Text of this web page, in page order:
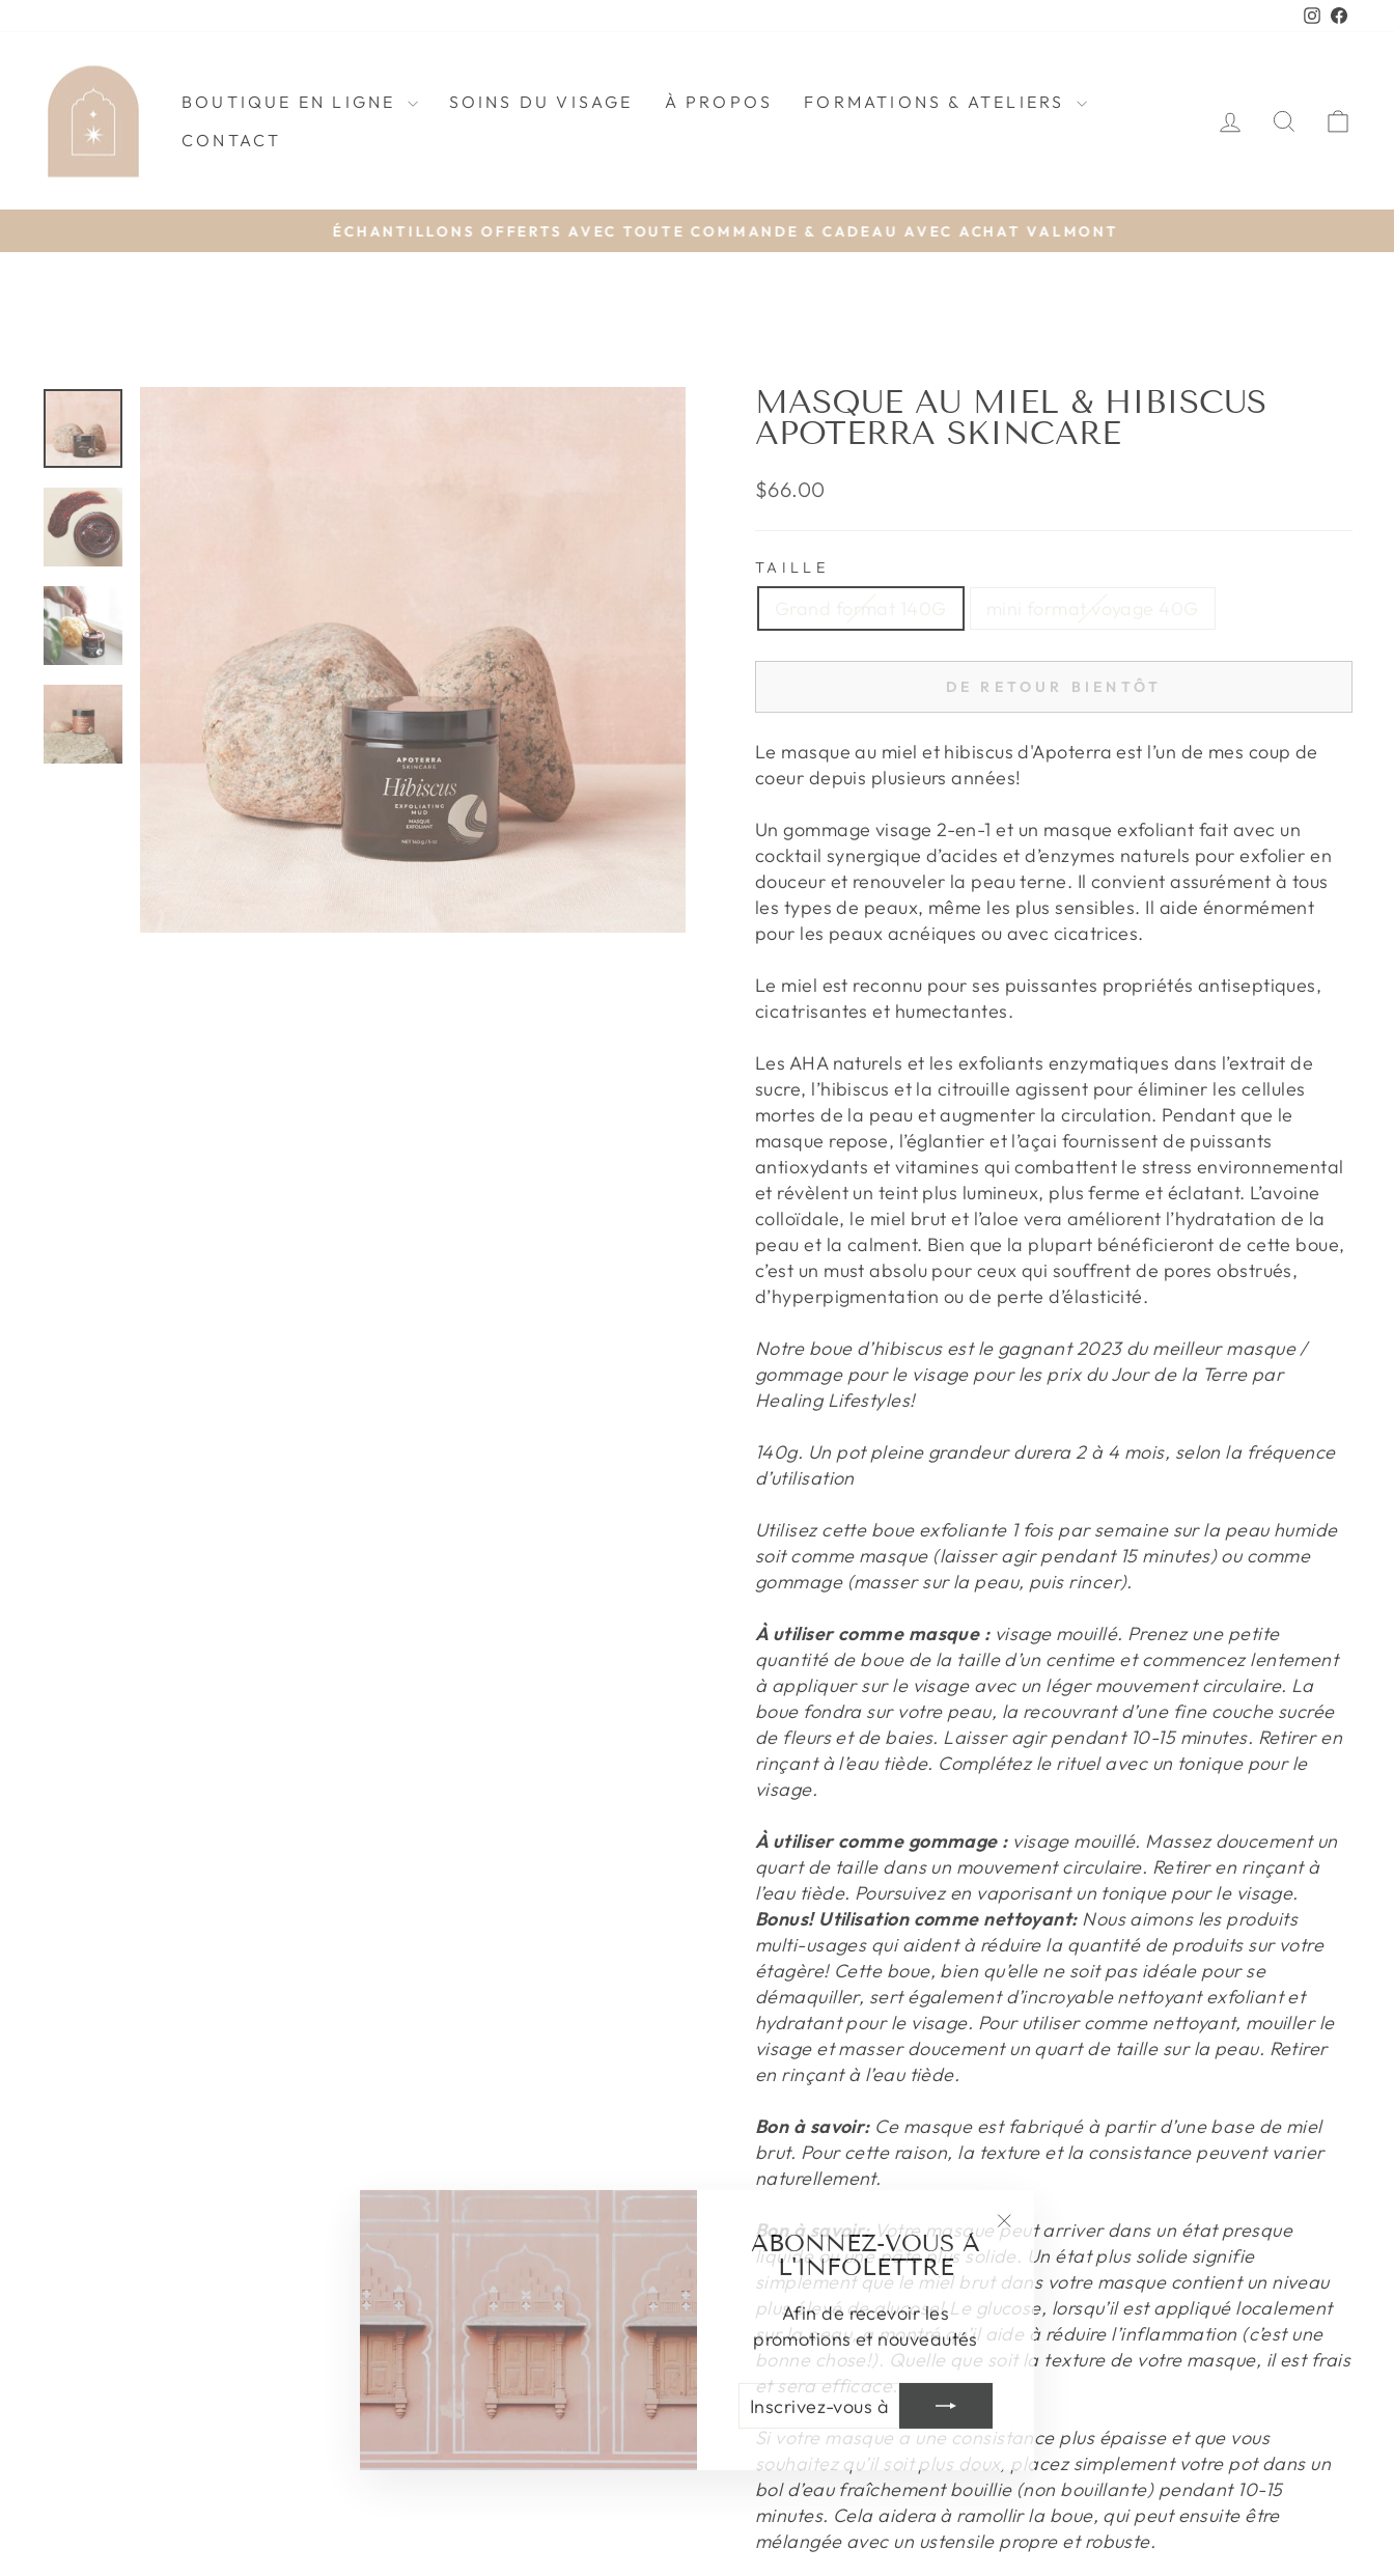
Instagram
BOUTIQUE EN LIGNE SOINS DU VISAGE À PROPOS
FORMATIONS & ATELIERS
CONTACT
SE
Diaporama
ÉCHANTILLONS OFFERTS AVEC TOUTE COMMANDE & CADEAU AVEC ACHAT VALMONT
ABONNEZ-VOUS À
L'INFOLETTRE
Afin de recevoir les
promotions et nouveautés
INSCRIVEZ-
VOUS
À
NOTRE
INFOLETTRE
S'INSCRIRE
"Fermer
(Esc)"
MASQUE AU MIEL & HIBISCUS
APOTERRA SKINCARE
Prix
$66.00
TAILLE
DE RETOUR BIENTÔT
Le masque au miel et hibiscus d'Apoterra est l’un de mes coup de
coeur depuis plusieurs années!
Un gommage visage 2-en-1 et un masque exfoliant fait avec un
cocktail synergique d’acides et d’enzymes naturels pour exfolier en
douceur et renouveler la peau terne. Il convient assurément à tous
les types de peaux, même les plus sensibles. Il aide énormément
pour les peaux acnéiques ou avec cicatrices.
Le miel est reconnu pour ses puissantes propriétés antiseptiques,
cicatrisantes et humectantes.
Les AHA naturels et les exfoliants enzymatiques dans l’extrait de
sucre, l’hibiscus et la citrouille agissent pour éliminer les cellules
mortes de la peau et augmenter la circulation. Pendant que le
masque repose, l’églantier et l’açai fournissent de puissants
antioxydants et vitamines qui combattent le stress environnemental
et révèlent un teint plus lumineux, plus ferme et éclatant. L’avoine
colloïdale, le miel brut et l’aloe vera améliorent l’hydratation de la
peau et la calment. Bien que la plupart bénéficieront de cette boue,
c’est un must absolu pour ceux qui souffrent de pores obstrués,
d’hyperpigmentation ou de perte d’élasticité.
Notre boue d’hibiscus est le gagnant 2023 du meilleur masque /
gommage pour le visage pour les prix du Jour de la Terre par
Healing Lifestyles!
140g. Un pot pleine grandeur durera 2 à 4 mois, selon la fréquence
d’utilisation
Utilisez cette boue exfoliante 1 fois par semaine sur la peau humide
soit comme masque (laisser agir pendant 15 minutes) ou comme
gommage (masser sur la peau, puis rincer).
À utiliser comme masque :visage mouillé. Prenez une petite
quantité de boue de la taille d’un centime et commencez lentement
à appliquer sur le visage avec un léger mouvement circulaire. La
boue fondra sur votre peau, la recouvrant d’une fine couche sucrée
de fleurs et de baies. Laisser agir pendant 10-15 minutes. Retirer en
rinçant à l’eau tiède. Complétez le rituel avec un tonique pour le
visage.
À utiliser comme gommage :visage mouillé. Massez doucement un
quart de taille dans un mouvement circulaire. Retirer en rinçant à
l’eau tiède. Poursuivez en vaporisant un tonique pour le visage.
Bonus! Utilisation comme nettoyant:Nous aimons les produits
multi-usages qui aident à réduire la quantité de produits sur votre
étagère! Cette boue, bien qu’elle ne soit pas idéale pour se
démaquiller, sert également d’incroyable nettoyant exfoliant et
hydratant pour le visage. Pour utiliser comme nettoyant, mouiller le
visage et masser doucement un quart de taille sur la peau. Retirer
en rinçant à l’eau tiède.
Bon à savoir:Ce masque est fabriqué à partir d’une base de miel
brut. Pour cette raison, la texture et la consistance peuvent varier
naturellement.
Bon à savoir:Votre masque peut arriver dans un état presque
liquide ou une pâte plus solide. Un état plus solide signifie
simplement que le miel brut dans votre masque contient un niveau
plus élevé de glucose! Le glucose, lorsqu’il est appliqué localement
sur la peau, a montré qu’il aide à réduire l’inflammation (c’est une
bonne chose!). Quelle que soit la texture de votre masque, il est frais
et sera efficace.
Si votre masque a une consistance plus épaisse et que vous
souhaitez qu’il soit plus doux, placez simplement votre pot dans un
bol d’eau fraîchement bouillie (non bouillante) pendant 10-15
minutes. Cela aidera à ramollir la boue, qui peut ensuite être
mélangée avec un ustensile propre et robuste.